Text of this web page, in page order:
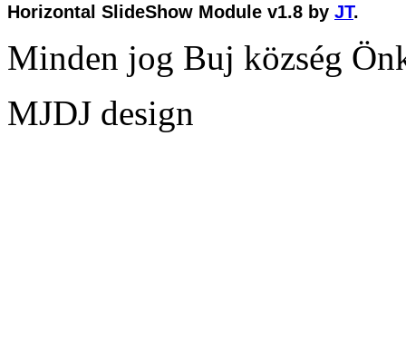
Horizontal SlideShow Module v1.8 by JT.
Minden jog Buj község
MJDJ design